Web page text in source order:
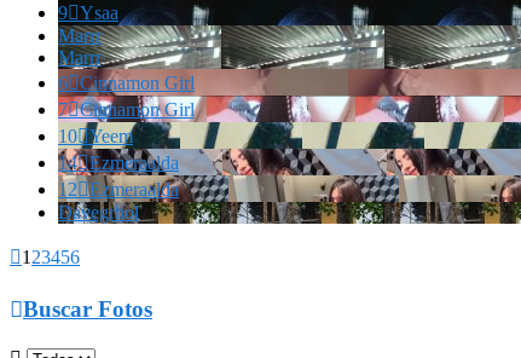
9Ysaa
Marrr
Marrr
6Cinnamon Girl
7Cinnamon Girl
10Yeem
14Ezmeraalda
12Ezmeraalda
Davegrhol
1 23456
Buscar Fotos